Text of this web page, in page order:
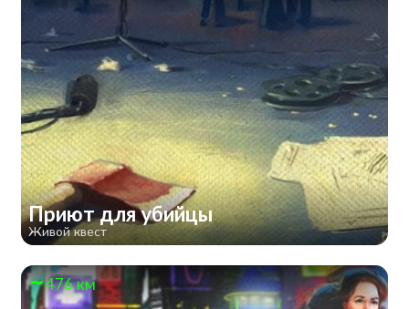
Приют для убийцы
Живой квест
476 км